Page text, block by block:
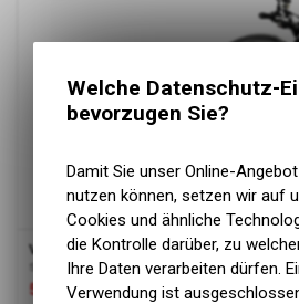
VOGE 525ACX
schwarz
5'592.00 CHF6'990.00 CHF
Welche Datenschutz-
bevorzugen Sie?
Damit Sie unser Online-
nutzen können, setzen wir auf
Cookies und ähnliche
die Kontrolle darüber, zu
Ihre Daten verarbeiten dürfen.
Verwendung ist